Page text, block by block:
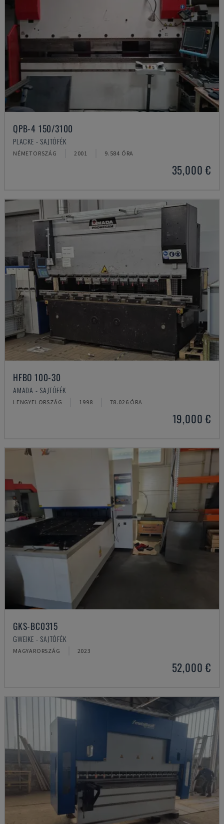
QPB-4 150/3100
PLACKE - SAJTÓFÉK
NÉMETORSZÁG 2001 9.584 ÓRA
35,000 €
HFBO 100-30
AMADA - SAJTÓFÉK
LENGYELORSZÁG 1998 78.026 ÓRA
19,000 €
GKS-BC0315
GWEIKE - SAJTÓFÉK
MAGYARORSZÁG 2023
52,000 €